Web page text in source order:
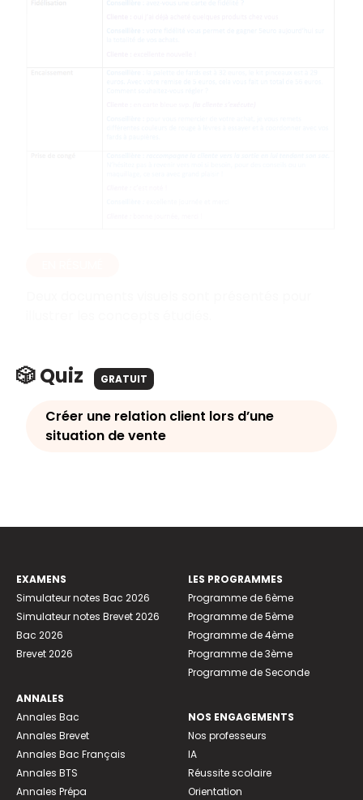
🎲 Quiz GRATUIT
Créer une relation client lors d’une
situation de vente
EXAMENS
Simulateur notes Bac 2026
Simulateur notes Brevet 2026
Bac 2026
Brevet 2026
ANNALES
Annales Bac
Annales Brevet
Annales Bac Français
Annales BTS
Annales Prépa
LES PROGRAMMES
Programme de 6ème
Programme de 5ème
Programme de 4ème
Programme de 3ème
Programme de Seconde
NOS ENGAGEMENTS
Nos professeurs
IA
Réussite scolaire
Orientation